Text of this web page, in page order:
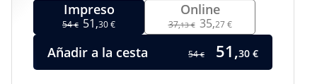
Impreso
54€ 51,30 €
Online
37,13 € 35,27 €
Añadir a la cesta 54€ 51,30 €